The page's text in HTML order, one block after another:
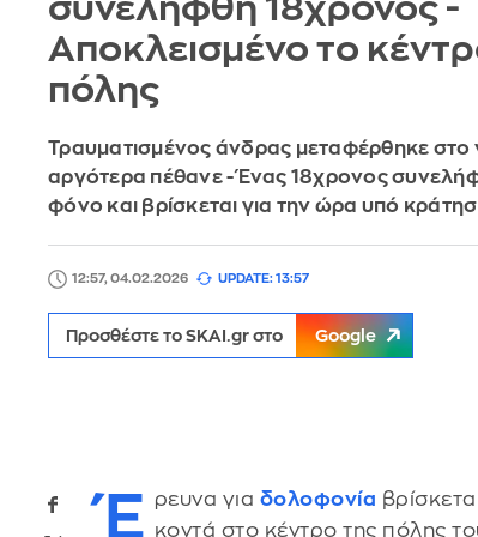
συνελήφθη 18χρονος -
Aποκλεισμένο το
πόλης
Τραυματισμένος άνδρας μεταφέρθηκε στο
αργότερα πέθανε - Ένας 18χρονος
φόνο και βρίσκεται για την ώρα υπό
12:57, 04.02.2026 UPDATE: 13:57
Προσθέστε το SKAI.gr στο Google
Έ ρευνα για δολοφονία
κοντά στο κέντρο της πόλης